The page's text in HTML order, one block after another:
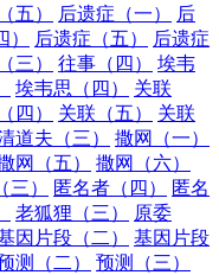
五） 后遗症（一）
后
后遗症（五）
后遗症
三） 往事（四）
埃韦
埃韦思（四）
关联
四） 关联（五）
关联
道夫（三）
撒网（一）
网（五）
撒网（六）
三） 匿名者（四）
匿名
老狐狸（三）
原委
因片段（二）
基因片段
测（二）
预测（三）